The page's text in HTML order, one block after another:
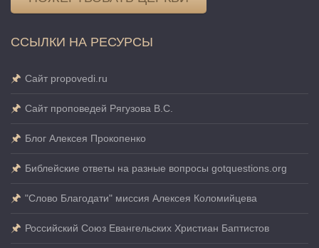
ССЫЛКИ НА РЕСУРСЫ
Сайт propovedi.ru
Сайт проповедей Рягузова В.С.
Блог Алексея Прокопенко
Библейские ответы на разные вопросы gotquestions.org
"Слово Благодати" миссия Алексея Коломийцева
Российский Союз Евангельских Христиан Баптистов